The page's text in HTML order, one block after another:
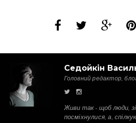
Седойкін
Головний редактор,
Живи так - щоб люди,
посміхнулися, а,